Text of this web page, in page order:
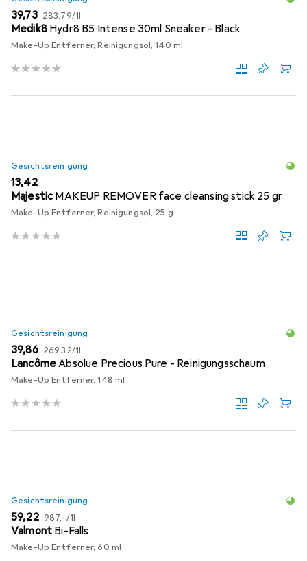
EUR
39,73 EUR
283,79/1l
Medik8 Hydr8 B5 Intense 30ml Sneaker - Black
Make-Up Entferner, Reinigungsöl, 140 ml
Gesichtsreinigung
EUR
13,42
MajesticMAKEUP REMOVER face cleansing stick 25 gr
Make-Up Entferner, Reinigungsöl, 25 g
Gesichtsreinigung
EUR
39,86 EUR
269,32/1l
LancômeAbsolue Precious Pure - Reinigungsschaum
Make-Up Entferner, 148 ml
Gesichtsreinigung
EUR
59,22 EUR
987,–/1l
Valmont Bi-Falls
Make-Up Entferner, 60 ml